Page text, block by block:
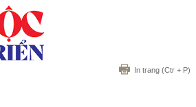
In trang (Ctr + P)